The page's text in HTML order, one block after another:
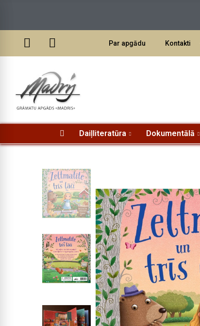
Par apgādu Kontakti
Daiļliteratūra Dokumentālā